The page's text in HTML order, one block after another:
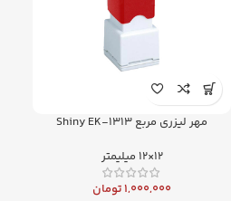
مهر لیزری مربع Shiny EK-1313
12×12 میلیمتر
1,000,000تومان